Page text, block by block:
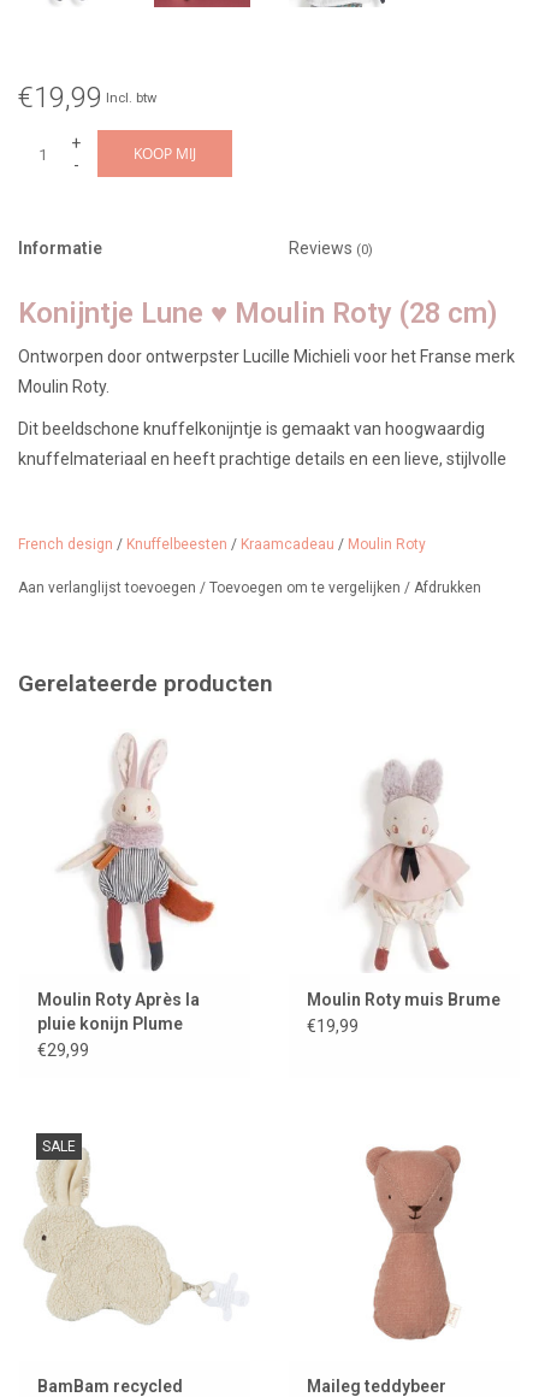
€19,99 Incl. btw
+
-
KOOP MIJ
Informatie Reviews (0)
Konijntje Lune ♥ Moulin Roty (28 cm)
Ontworpen door ontwerpster Lucille Michieli voor het Franse merk
Moulin Roty.
Dit beeldschone knuffelkonijntje is gemaakt van hoogwaardig
knuffelmateriaal en heeft prachtige details en een lieve, stijlvolle
staat prachtig op baby's kamertje en is een fijn
Wij verkopen nog meer knuffelbeesten uit de Après la Pluie
French design / Knuffelbeesten / Kraamcadeau / Moulin Roty
Aan verlanglijst toevoegen / Toevoegen om te vergelijken / Afdrukken
Gerelateerde producten
Moulin Roty Après la
pluie konijn Plume
€29,99
Moulin Roty muis Brume
€19,99
SALE
BamBam recycled
Maileg teddybeer